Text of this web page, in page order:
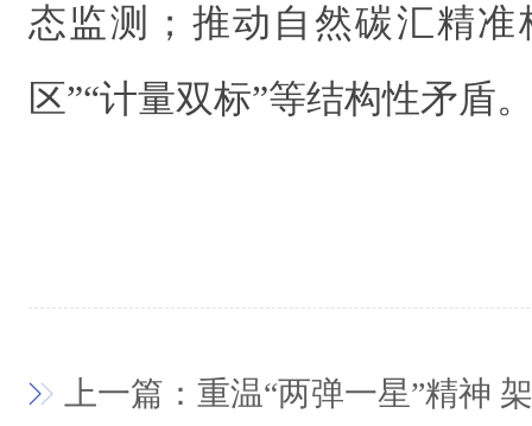
态监测；推动自然碳汇精准
区”“计量双标”等结构性矛盾
上一篇：重温“两弹一星”精神